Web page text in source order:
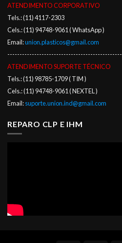
ATENDIMENTO CORPORATIVO
Tels.: (11) 4117-2303
Cels.: (11) 94748-9061 ( WhatsApp )
Email:union.plasticos@gmail.com
-----------------------------------------------
ATENDIMENTO SUPORTE TÉCNICO
Tels.: (11) 98785-1709 ( TIM )
Cels.: (11) 94748-9061 ( NEXTEL )
Email:suporte.union.ind@gmail.com
REPARO CLP E IHM